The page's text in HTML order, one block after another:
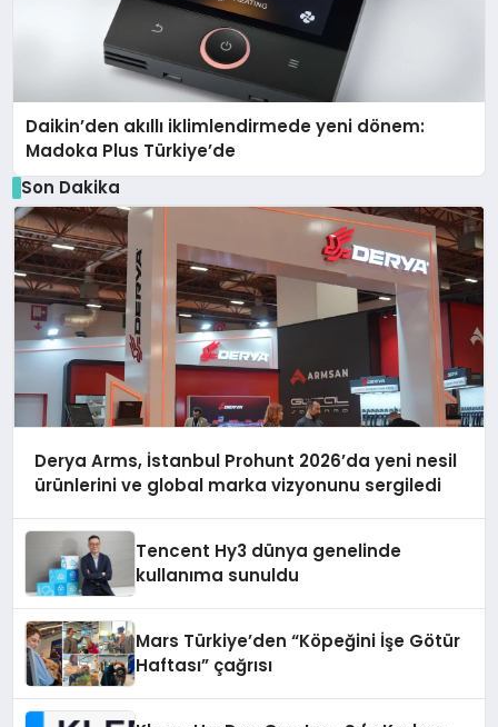
Daikin’den akıllı iklimlendirmede yeni dönem:
Madoka Plus Türkiye’de
Son Dakika
Derya Arms, İstanbul Prohunt 2026’da yeni nesil
ürünlerini ve global marka vizyonunu sergiledi
Tencent Hy3 dünya genelinde
kullanıma sunuldu
Mars Türkiye’den “Köpeğini İşe Götür
Haftası” çağrısı